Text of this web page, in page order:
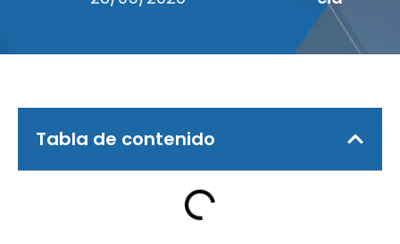
Tabla de contenido